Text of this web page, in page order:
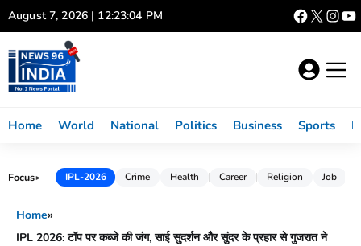
Skip
to
content
August 7, 2026 | 12:23:05 PM
Home World National Politics Business Sports
Focus► IPL-2026 Crime Health Career Religion Job
Home»
IPL 2026: टॉप पर कब्जे की जंग, साई सुदर्शन और सुंदर के प्रहार से गुजरात ने